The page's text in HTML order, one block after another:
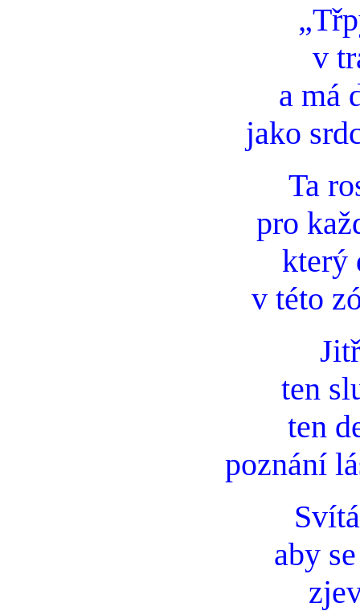
v
a má
jako
Ta
pro
který
v této
ten
ten
poznání
aby